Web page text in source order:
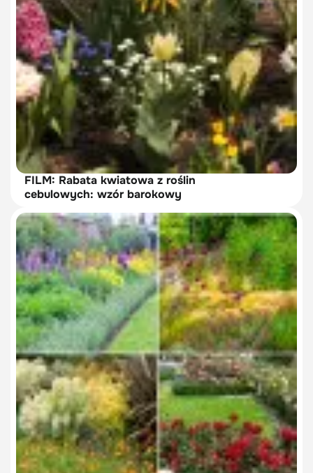
FILM: Rabata kwiatowa z roślin
cebulowych: wzór barokowy